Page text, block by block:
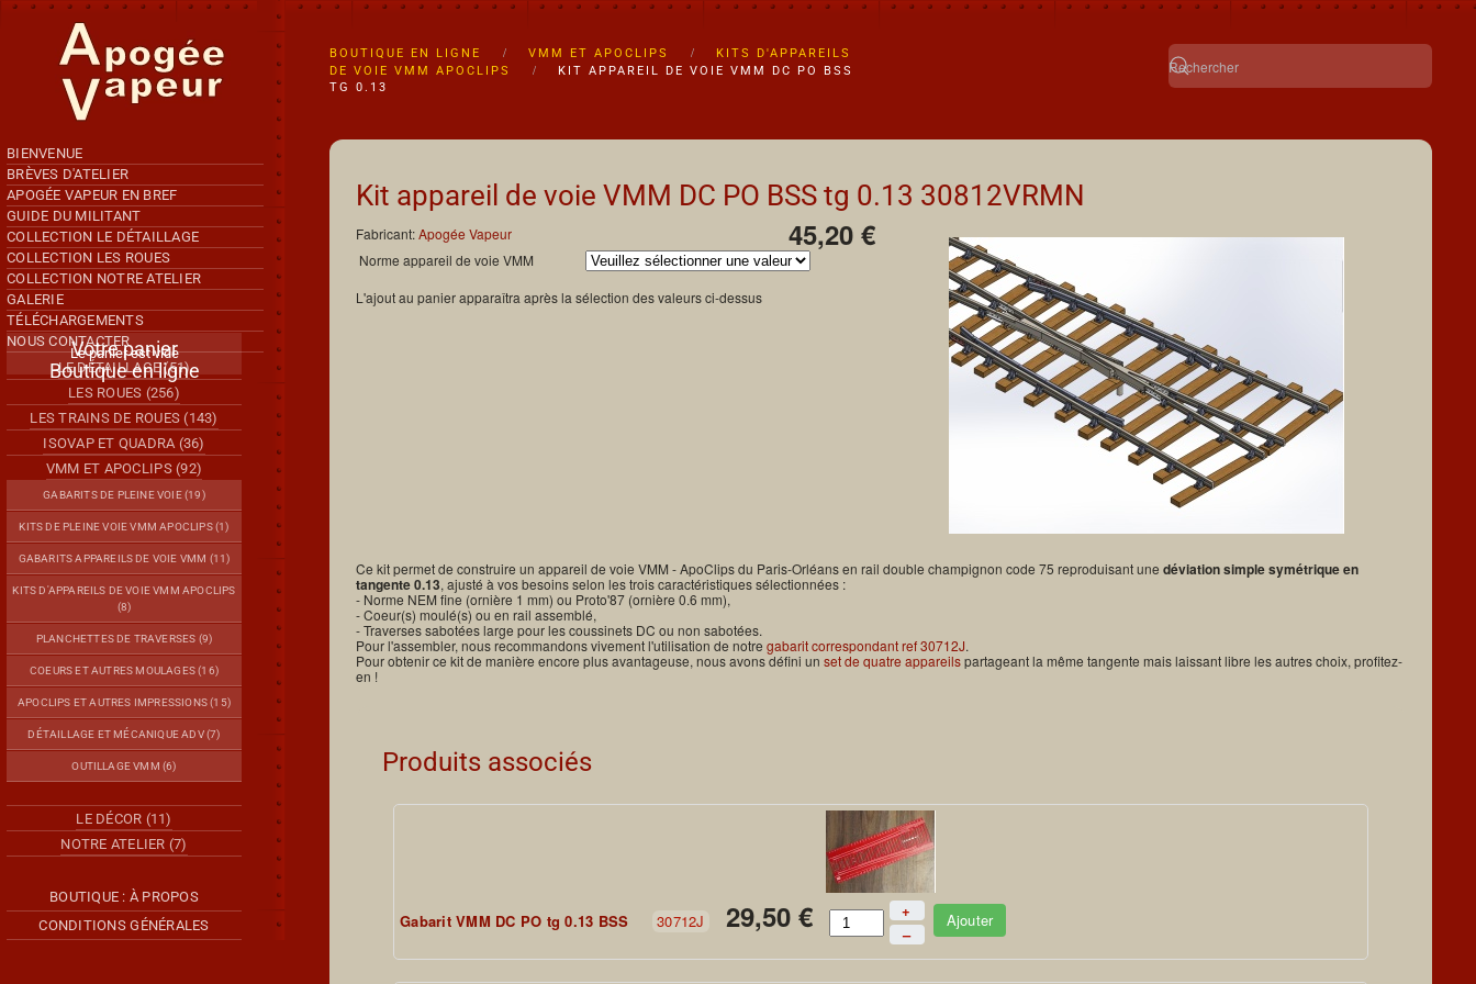
Accéder au contenu principal
BIENVENUE
BRÈVES D'ATELIER
APOGÉE VAPEUR EN BREF
GUIDE DU MILITANT
COLLECTION LE DÉTAILLAGE
COLLECTION LES ROUES
COLLECTION NOTRE ATELIER
GALERIE
TÉLÉCHARGEMENTS
NOUS CONTACTER
Votre panier
Le panier est vide
Boutique en ligne
LE DÉTAILLAGE (51)
LES ROUES (256)
LES TRAINS DE ROUES (143)
ISOVAP ET QUADRA (36)
VMM ET APOCLIPS (92)
GABARITS DE PLEINE VOIE (19)
KITS DE PLEINE VOIE VMM APOCLIPS (1)
GABARITS APPAREILS DE VOIE VMM (11)
KITS D'APPAREILS DE VOIE VMM APOCLIPS
(8)
PLANCHETTES DE TRAVERSES (9)
COEURS ET AUTRES MOULAGES (16)
APOCLIPS ET AUTRES IMPRESSIONS (15)
DÉTAILLAGE ET MÉCANIQUE ADV (7)
OUTILLAGE VMM (6)
LE DÉCOR (11)
NOTRE ATELIER (7)
BOUTIQUE : À PROPOS
CONDITIONS GÉNÉRALES
BOUTIQUE EN LIGNE VMM ET APOCLIPS
KITS D'APPAREILS
DE VOIE VMM APOCLIPS
KIT APPAREIL DE VOIE VMM DC PO BSS
TG 0.13
Kit appareil de voie VMM DC PO BSS tg 0.13 30812VRMN
45,20 €
Fabricant:Apogée Vapeur
Norme appareil de voie VMM
L'ajout au panier apparaîtra après la sélection des valeurs ci-dessus
Ce kit permet de construire un appareil de voie VMM - ApoClips du Paris-Orléans en rail double champignon code 75 reproduisant une déviation simple symétrique en
tangente 0.13, ajusté à vos besoins selon les trois caractéristiques sélectionnées :
- Norme NEM fine (ornière 1 mm) ou Proto'87 (ornière 0.6 mm),
- Coeur(s) moulé(s) ou en rail assemblé,
- Traverses sabotées large pour les coussinets DC ou non sabotées.
Pour l'assembler, nous recommandons vivement l'utilisation de notre gabarit correspondant ref 30712J.
Pour obtenir ce kit de manière encore plus avantageuse, nous avons défini un set de quatre appareilspartageant la même tangente mais laissant libre les autres choix, profitez-
en !
Produits associés
Gabarit VMM DC PO tg 0.13 BSS 30712J 29,50 €
+
–
Ajouter